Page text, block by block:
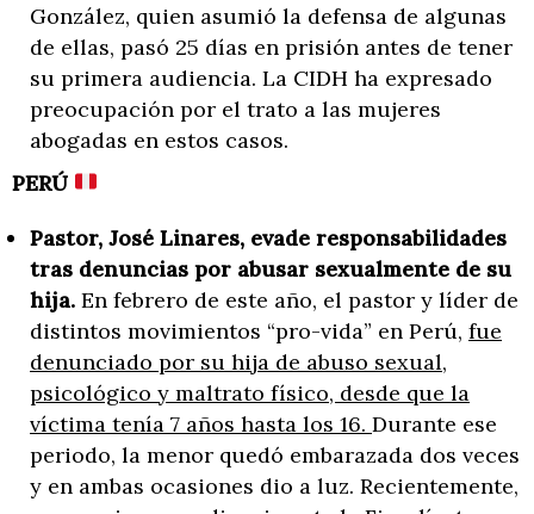
González, quien asumió la defensa de algunas
de ellas, pasó 25 días en prisión antes de tener
su primera audiencia. La CIDH ha expresado
preocupación por el trato a las mujeres
abogadas en estos casos.
PERÚ
Pastor, José Linares, evade responsabilidades
tras denuncias por abusar sexualmente de su
hija. En febrero de este año, el pastor y líder de
distintos movimientos “pro-vida” en Perú, fue
denunciado por su hija de abuso sexual,
psicológico y maltrato físico, desde que la
víctima tenía 7 años hasta los 16. Durante ese
periodo, la menor quedó embarazada dos veces
y en ambas ocasiones dio a luz. Recientemente,